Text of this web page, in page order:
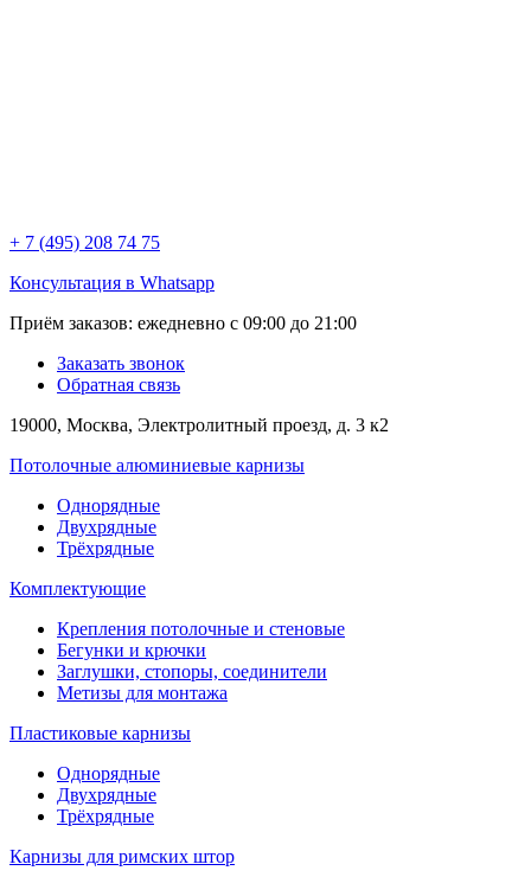
+ 7 (495) 208 74 75
Консультация в Whatsapp
Приём заказов: ежедневно с 09:00 до 21:00
Заказать звонок
Обратная связь
19000, Москва, Электролитный проезд, д. 3 к2
Потолочные алюминиевые карнизы
Однорядные
Двухрядные
Трёхрядные
Комплектующие
Крепления потолочные и стеновые
Бегунки и крючки
Заглушки, стопоры, соединители
Метизы для монтажа
Пластиковые карнизы
Однорядные
Двухрядные
Трёхрядные
Карнизы для римских штор